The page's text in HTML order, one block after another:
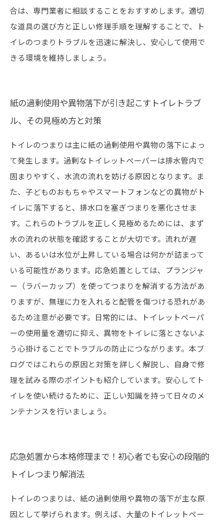
合は、専門業者に相談することをおすすめします。適切
な道具の選び方と正しい修理手順を理解することで、ト
イレのつまりトラブルを迅速に解決し、安心して使用で
きる環境を維持しましょう。
紙の過剰使用や異物落下が引き起こすトイレトラブ
ル、その見極め方と対策
トイレのつまりは主に紙の過剰使用や異物の落下によっ
て発生します。過剰なトイレットペーパーは排水管内で
固まりやすく、水流の流れを妨げる原因となります。ま
た、子どものおもちゃやスマートフォンなどの異物がト
イレに落下すると、排水口を塞ぎつまりを悪化させま
す。これらのトラブルを正しく見極めるためには、まず
水の流れの状態を確認することが大切です。流れが遅
い、あるいは水位が上昇している場合は何かが詰まって
いる可能性があります。応急処置としては、プランジャ
ー（ラバーカップ）を使ってつまりを解消する方法があ
りますが、無理に力を入れると配管を傷つける恐れがあ
るため注意が必要です。日常的には、トイレットペーパ
ーの使用量を適切に抑え、異物をトイレに落とさないよ
う心掛けることでトラブルの防止につながります。本ブ
ログではこれらの原因と対策を詳しく解説し、自身で修
理を試みる際のポイントも紹介しています。安心してト
イレを使い続けるために、正しい知識を持って日々のメ
ンテナンスを行いましょう。
応急処置から本格修理まで！初心者でも安心の段階的
トイレつまり解消法
トイレのつまりは、紙の過剰使用や異物の落下が主な原
因として挙げられます。例えば、大量のトイレットペー